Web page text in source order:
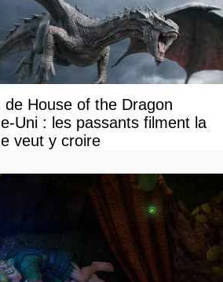
House of the Dragon
Uni : les passants filment la
veut y croire